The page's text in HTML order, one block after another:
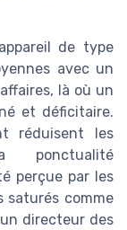
de type
avec un
là où un
et déficitaire.
réduisent les
ponctualité
perçue par les
saturés comme
un directeur des